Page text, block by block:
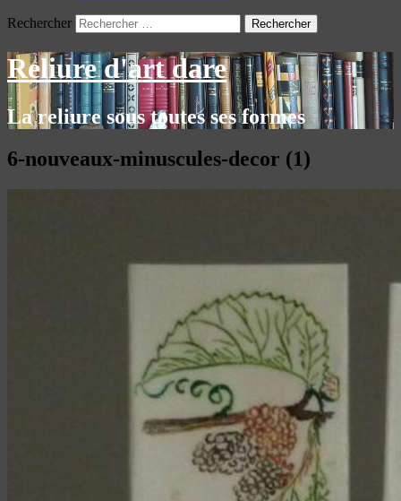
Rechercher
Reliure d'art dare
La reliure sous toutes ses formes
6-nouveaux-minuscules-decor (1)